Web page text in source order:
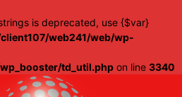
is deprecated, use {$var}
web241/web/wp-
td_util.php on line 3340